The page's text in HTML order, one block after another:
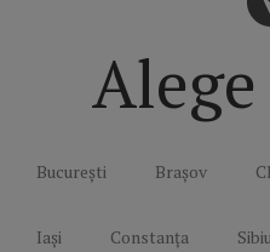
București Brașov
Iași Constanța